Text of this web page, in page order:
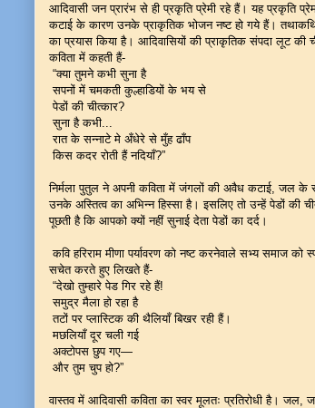
आदिवासी जन प्रारंभ से ही प्रकृति प्रेमी रहे हैं। यह प्रकृति
कटाई के कारण उनके प्राकृतिक भोजन नष्ट हो गये हैं।
का प्रयास किया है। आदिवासियों की प्राकृतिक संपदा लूट की
कविता में कहती हैं-
“क्या तुमने कभी सुना है
सपनों में चमकती कुल्हाडियों के भय से
पेडों की चीत्कार?
सुना है कभी...
रात के सन्नाटे मे अँधेरे से मुँह ढाँप
किस कदर रोती हैं नदियाँ?”
निर्मला पुतुल ने अपनी कविता में जंगलों की अवैध कटाई, जल
उनके अस्तित्व का अभिन्न हिस्सा है। इसलिए तो उन्हें पेडों की
पूछती है कि आपको क्यों नहीं सुनाई देता पेडों का दर्द।
कवि हरिराम मीणा पर्यावरण को नष्ट करनेवाले सभ्य समाज
सचेत करते हुए लिखते हैं-
“देखो तुम्हारे पेड गिर रहे हैं!
समुद्र मैला हो रहा है
तटों पर प्लास्टिक की थैलियाँ बिखर रही हैं।
मछलियाँ दूर चली गई
अक्टोपस छुप गए—
और तुम चुप हो?”
वास्तव में आदिवासी कविता का स्वर मूलतः प्रतिरोधी है।